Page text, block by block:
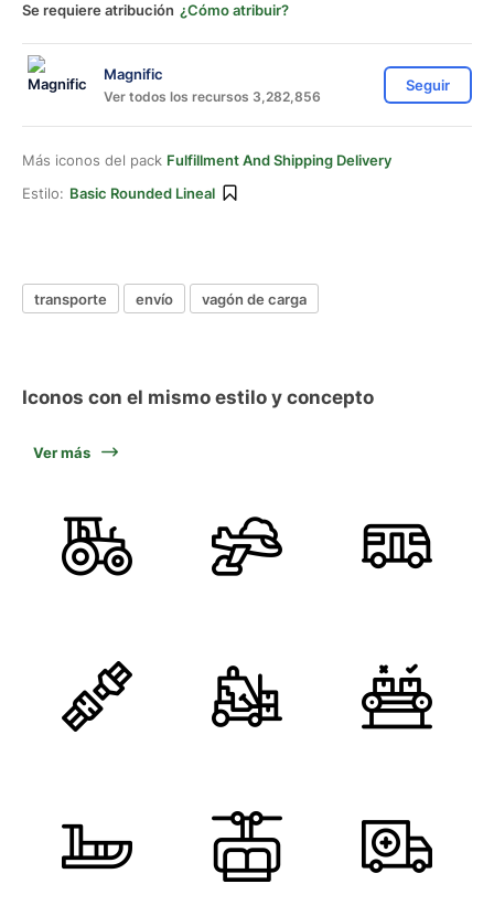
Se requiere atribución ¿Cómo atribuir?
Magnific
Ver todos los recursos 3,282,856
Seguir
Más iconos del pack Fulfillment And Shipping Delivery
Estilo: Basic Rounded Lineal
transporte envío vagón de carga
Iconos con el mismo estilo y concepto
Ver más